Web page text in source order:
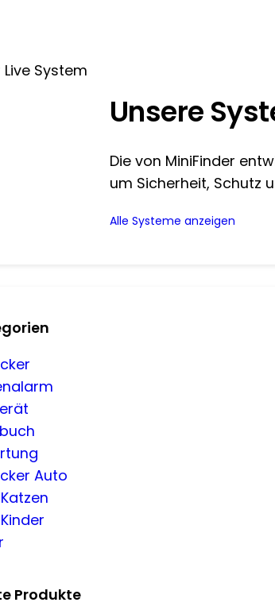
Unsere
Die von MiniFinder
um Sicherheit, Schutz
Alle Systeme anzeigen
Auto
Produkte